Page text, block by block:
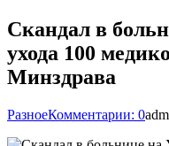
Скандал в
ухода 100
Минздрава
РазноеКомментарии: 0